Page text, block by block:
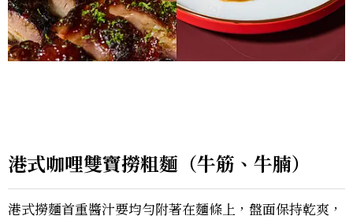
港式咖哩雙寶撈粗麵（牛筋、牛腩）
港式撈麵首重醬汁要均勻附著在麵條上，盤面保持乾爽，